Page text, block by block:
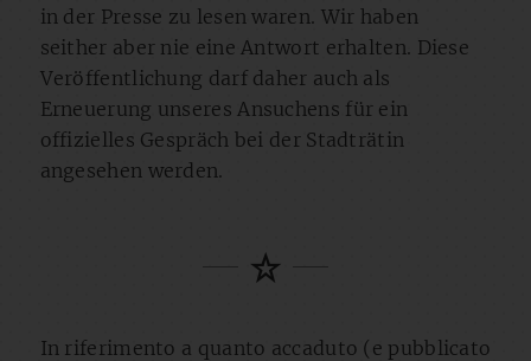
in der Presse zu lesen waren. Wir haben
seither aber nie eine Antwort erhalten. Diese
Veröffentlichung darf daher auch als
Erneuerung unseres Ansuchens für ein
offizielles Gespräch bei der Stadträtin
angesehen werden.
In riferimento a quanto accaduto (e pubblicato